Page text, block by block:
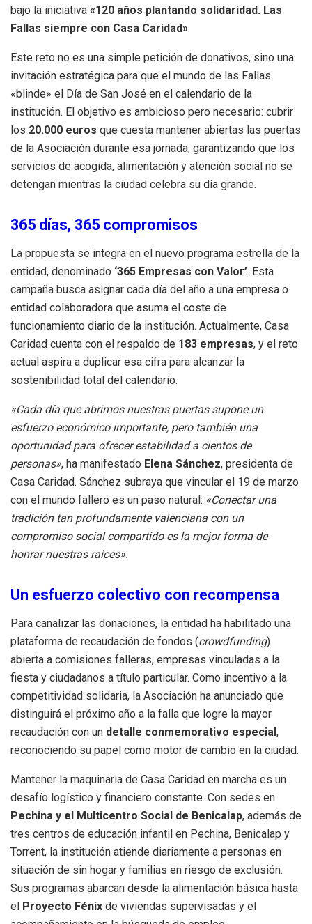
bajo la iniciativa «120 años plantando solidaridad. Las
Fallas siempre con Casa Caridad».
Este reto no es una simple petición de donativos, sino una
invitación estratégica para que el mundo de las Fallas
«blinde» el Día de San José en el calendario de la
institución. El objetivo es ambicioso pero necesario: cubrir
los 20.000 euros que cuesta mantener abiertas las puertas
de la Asociación durante esa jornada, garantizando que los
servicios de acogida, alimentación y atención social no se
detengan mientras la ciudad celebra su día grande.
365 días, 365 compromisos
La propuesta se integra en el nuevo programa estrella de la
entidad, denominado ‘365 Empresas con Valor’. Esta
campaña busca asignar cada día del año a una empresa o
entidad colaboradora que asuma el coste de
funcionamiento diario de la institución. Actualmente, Casa
Caridad cuenta con el respaldo de 183 empresas, y el reto
actual aspira a duplicar esa cifra para alcanzar la
sostenibilidad total del calendario.
«Cada día que abrimos nuestras puertas supone un
esfuerzo económico importante, pero también una
oportunidad para ofrecer estabilidad a cientos de
personas», ha manifestado Elena Sánchez, presidenta de
Casa Caridad. Sánchez subraya que vincular el 19 de marzo
con el mundo fallero es un paso natural: «Conectar una
tradición tan profundamente valenciana con un
compromiso social compartido es la mejor forma de
honrar nuestras raíces».
Un esfuerzo colectivo con recompensa
Para canalizar las donaciones, la entidad ha habilitado una
plataforma de recaudación de fondos (crowdfunding)
abierta a comisiones falleras, empresas vinculadas a la
fiesta y ciudadanos a título particular. Como incentivo a la
competitividad solidaria, la Asociación ha anunciado que
distinguirá el próximo año a la falla que logre la mayor
recaudación con un detalle conmemorativo especial ,
reconociendo su papel como motor de cambio en la ciudad.
Mantener la maquinaria de Casa Caridad en marcha es un
desafío logístico y financiero constante. Con sedes en
Pechina y el Multicentro Social de Benicalap, además de
tres centros de educación infantil en Pechina, Benicalap y
Torrent, la institución atiende diariamente a personas en
situación de sin hogar y familias en riesgo de exclusión.
Sus programas abarcan desde la alimentación básica hasta
el
Proyecto Fénix de viviendas supervisadas y el